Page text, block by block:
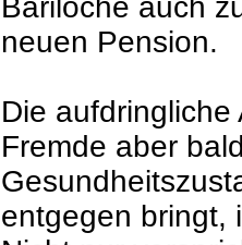
Bariloche auch
neuen Pension.
Die
Fremde aber
entgegen bringt,